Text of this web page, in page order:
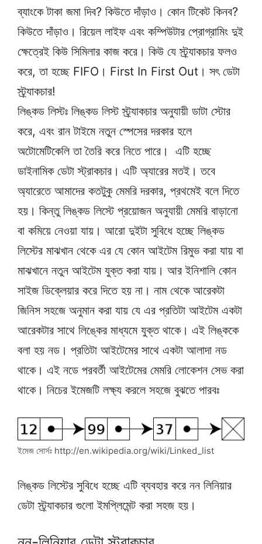
ব্যাংকে টাকা জমা দিব? কিউতে দাঁড়াও। কোন টিকেট কিনব?
কিউতে দাঁড়াও। রিয়েল লাইফ এবং কম্পিউটার প্রোগ্রামিং দুই
ক্ষেত্রেই কিউ সিমিলার কাজ করে। কিউ যে স্ট্র্যাকচার ফলও
করে, তা হচ্ছে FIFO। First In First Out। সৎ ডেটা
স্ট্র্যাকচার!
লিঙ্কড লিস্টঃ লিঙ্কড লিস্ট স্ট্র্যাকচার অনুযায়ী ডাটা স্টোর
করে, এবং রান টাইমে নতুন স্পেসের দরকার হলে
অটোমেটিকেলি তা তৈরি করে নিতে পারে। এটি হচ্ছে
ডাইনামিক ডেটা স্ট্রাকচার। এটি অ্যারের মতই। তবে
অ্যারেতে আমাদের কতটুকু মেমরি দরকার, প্রথমেই বলে দিতে
হয়। কিন্তু লিঙ্কড লিস্টে প্রয়োজন অনুযায়ী মেমরি বাড়ানো
বা কমিয়ে নেওয়া যায়। আরো দুইটা সুবিধে হচ্ছে লিঙ্কড
লিস্টের মাঝখান থেকে এর যে কোন আইটেম রিমুভ করা যায় বা
মাঝখানে নতুন আইটেম যুক্ত করা যায়। আর ইনিশালি কোন
সাইজ ডিক্লেয়ার করে দিতে হয় না। নাম থেকে আরেকটা
জিনিস সহজে অনুমান করা যায় যে এর প্রতিটা আইটেম একটা
আরেকটার সাথে লিঙ্কের মাধ্যমে যুক্ত থাকে। এই লিঙ্ককে
বলা হয় নড। প্রতিটা আইটেমের সাথে একটা আলাদা নড
থাকে। এই নডে পরবর্তী আইটেমের মেমরি লোকেশন সেভ করা
থাকে। নিচের ইমেজটি লক্ষ্য করলে সহজে বুঝতে পারবঃ
ইমেজ সোর্সঃ http://en.wikipedia.org/wiki/Linked_list
লিঙ্কড লিস্টের সুবিধে হচ্ছে এটি ব্যবহার করে নন লিনিয়ার
ডেটা স্ট্র্যাকচার গুলো ইমপ্লিমেন্ট করা সহজ হয়।